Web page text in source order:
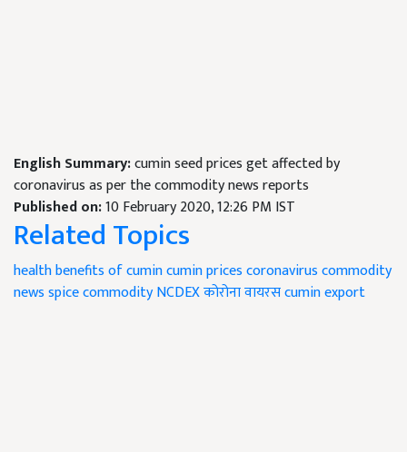
English Summary:cumin seed prices get affected by
coronavirus as per the commodity news reports
Published on:10 February 2020, 12:26 PM IST
Related Topics
health benefits of cumincumin pricescoronaviruscommodity
newsspice commodityNCDEXकोरोना वायरसcumin export